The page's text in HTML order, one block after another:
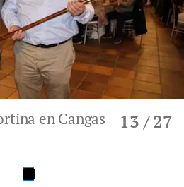
13 / 27
en Cangas